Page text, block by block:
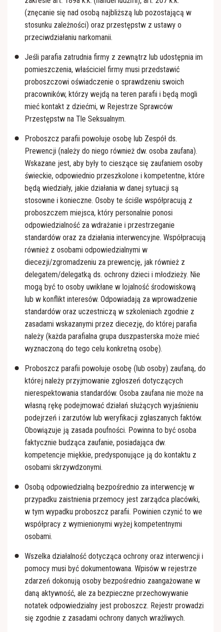
(znęcanie się nad osobą najbliższą lub pozostającą w
stosunku zależności) oraz przestępstw z ustawy o
przeciwdziałaniu narkomanii.
Jeśli parafia zatrudnia firmy z zewnątrz lub udostępnia im
pomieszczenia, właściciel firmy musi przedstawić
proboszczowi oświadczenie o sprawdzeniu swoich
pracowników, którzy wejdą na teren parafii i będą mogli
mieć kontakt z dziećmi, w Rejestrze Sprawców
Przestępstw na Tle Seksualnym.
Proboszcz parafii powołuje osobę lub Zespół ds.
Prewencji (należy do niego również dw. osoba zaufana).
Wskazane jest, aby były to cieszące się zaufaniem osoby
świeckie, odpowiednio przeszkolone i kompetentne, które
będą wiedziały, jakie działania w danej sytuacji są
stosowne i konieczne. Osoby te ściśle współpracują z
proboszczem miejsca, który personalnie ponosi
odpowiedzialność za wdrażanie i przestrzeganie
standardów oraz za działania interwencyjne. Współpracują
również z osobami odpowiedzialnymi w
diecezji/zgromadzeniu za prewencję, jak również z
delegatem/delegatką ds. ochrony dzieci i młodzieży. Nie
mogą być to osoby uwikłane w lojalność środowiskową
lub w konflikt interesów. Odpowiadają za wprowadzenie
standardów oraz uczestniczą w szkoleniach zgodnie z
zasadami wskazanymi przez diecezję, do której parafia
należy (każda parafialna grupa duszpasterska może mieć
wyznaczoną do tego celu konkretną osobę).
Proboszcz parafii powołuje osobę (lub osoby) zaufaną, do
której należy przyjmowanie zgłoszeń dotyczących
nierespektowania standardów. Osoba zaufana nie może na
własną rękę podejmować działań służących wyjaśnieniu
podejrzeń i zarzutów lub weryfikacji zgłaszanych faktów.
Obowiązuje ją zasada poufności. Powinna to być osoba
faktycznie budząca zaufanie, posiadająca dw.
kompetencje miękkie, predysponujące ją do kontaktu z
osobami skrzywdzonymi.
Osobą odpowiedzialną bezpośrednio za interwencję w
przypadku zaistnienia przemocy jest zarządca placówki,
w tym wypadku proboszcz parafii. Powinien czynić to we
współpracy z wymienionymi wyżej kompetentnymi
osobami.
Wszelka działalność dotycząca ochrony oraz interwencji i
pomocy musi być dokumentowana. Wpisów w rejestrze
zdarzeń dokonują osoby bezpośrednio zaangażowane w
daną aktywność, ale za bezpieczne przechowywanie
notatek odpowiedzialny jest proboszcz. Rejestr prowadzi
się zgodnie z zasadami ochrony danych wrażliwych.